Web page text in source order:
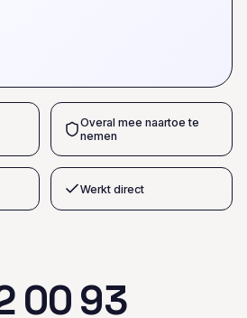
Overal mee naartoe te
nemen
Werkt direct
0093